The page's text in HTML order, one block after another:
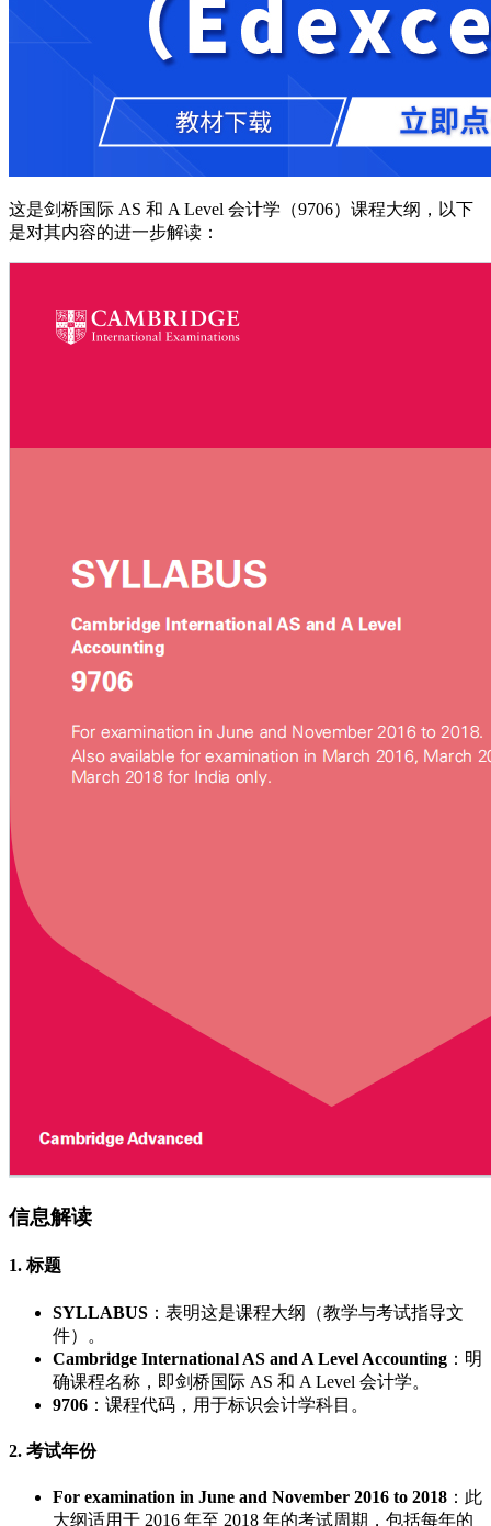
这是剑桥国际 AS 和 A Level 会计学（9706）课程大纲，以下
是对其内容的进一步解读：
信息解读
1. 标题
SYLLABUS ：表明这是课程大纲（教学与考试指导文
件）。
Cambridge International AS and A Level Accounting ：明
确课程名称，即剑桥国际 AS 和 A Level 会计学。
9706 ：课程代码，用于标识会计学科目。
2. 考试年份
For examination in June and November 2016 to 2018 ：此
大纲适用于 2016 年至 2018 年的考试周期，包括每年的